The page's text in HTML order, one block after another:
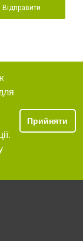
Відправити
Прийняти